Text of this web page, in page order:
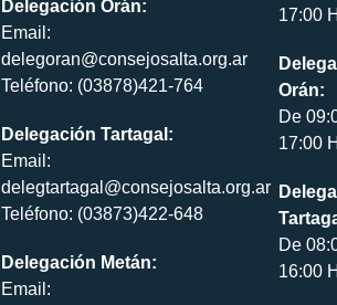
Delegación Orán:
Email:
delegoran@consejosalta.org.ar
Teléfono: (03878)421-764
Delegación Tartagal:
Email:
delegtartagal@consejosalta.org.ar
Teléfono: (03873)422-648
Delegación Metán:
Email:
17:00
Orán:
De
17:00
De
16:00